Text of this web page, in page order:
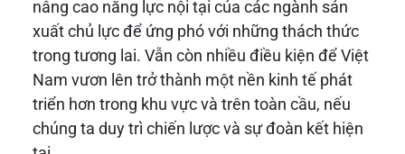
nâng cao năng lực nội tại của các ngành sản
xuất chủ lực để ứng phó với những thách thức
trong tương lai. Vẫn còn nhiều điều kiện để Việt
Nam vươn lên trở thành một nền kinh tế phát
triển hơn trong khu vực và trên toàn cầu, nếu
chúng ta duy trì chiến lược và sự đoàn kết hiện